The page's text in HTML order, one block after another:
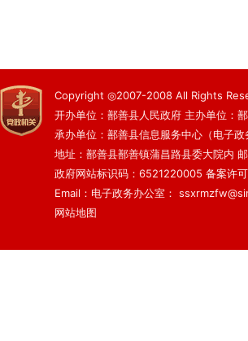
Copyright ◎2007-2008 All Rights
开办单位：鄯善县人民政府 主办单位：
承办单位：鄯善县信息服务中心（电子政
地址：鄯善县鄯善镇蒲昌路县委大院内
政府网站标识码：6521220005 备案许
Email：电子政务办公室：
网站地图